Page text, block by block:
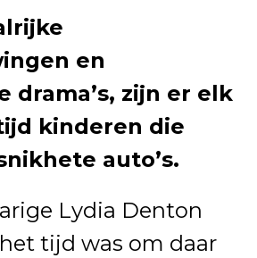
en
drama’s, zijn er elk
kinderen die
auto’s.
Lydia Denton
tijd was om daar